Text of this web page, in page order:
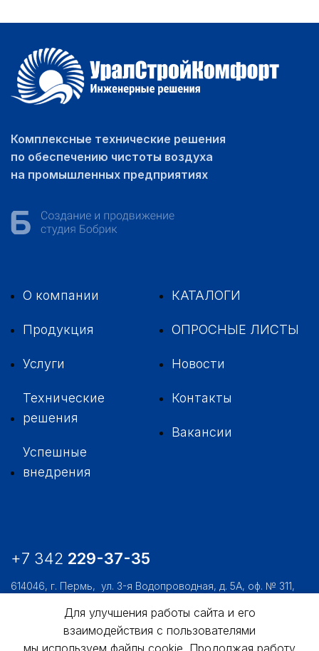
Комплексные технические решения
по обеспечению чистоты воздуха
на промышленных предприятиях
О компании
Продукция
Услуги
Технические
решения
Успешные
внедрения
КАТАЛОГИ
ОПРОСНЫЕ ЛИСТЫ
Новости
Контакты
Вакансии
+7 342 229-37-35
614046, г. Пермь, ул. 3-я Водопроводная, д. 5А, оф. № 311,
usk@usk.perm.ruДля улучшения работы сайта и его
взаимодействия с пользователями
мы используем файлы cookie. Продолжая работу